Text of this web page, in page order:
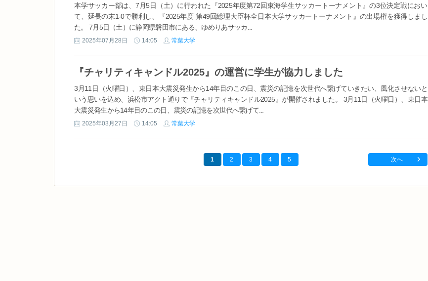
本学サッカー部は、7月5日（土）に行われた『2025年度第72回東海学生サッカートーナメント』の3位決定戦におい
て、延長の末1-0で勝利し、『2025年度 第49回総理大臣杯全日本大学サッカートーナメント』の出場権を獲得しまし
た。 7月5日（土）に静岡県磐田市にある、ゆめりあサッカ...
2025年07月28日 14:05 常葉大学
『チャリティキャンドル2025』の運営に学生が協力しました
3月11日（火曜日）、東日本大震災発生から14年目のこの日、震災の記憶を次世代へ繋げていきたい、風化させないと
いう思いを込め、浜松市アクト通りで『チャリティキャンドル2025』が開催されました。 3月11日（火曜日）、東日本
大震災発生から14年目のこの日、震災の記憶を次世代へ繋げて...
2025年03月27日 14:05 常葉大学
1 2 3 4 5 次へ